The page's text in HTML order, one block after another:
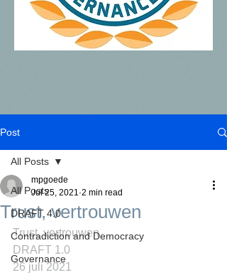
Post
All Posts
DRAFT 4.0
Contradiction and Democracy
Governance
All Posts
Trust, vertrouwen
mpgoede
Jul 25, 2021 2 min read
Trust, vertrouwen
DRAFT 1.0
26 juli 2021